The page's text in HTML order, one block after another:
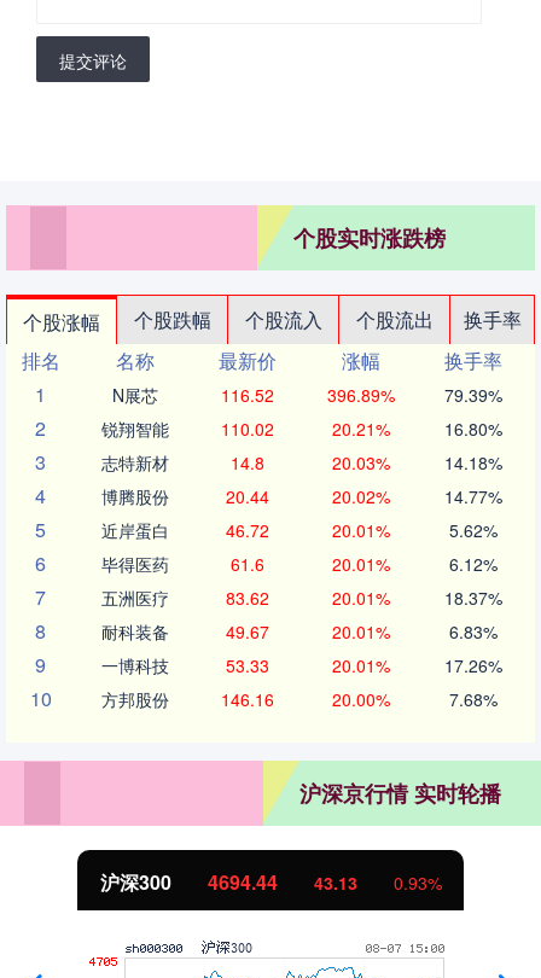
提交评论
个股实时涨跌榜
个股涨幅 个股跌幅 个股流入 个股流出
换手率
排名
名称 最新价 涨幅
换手率
1
N展芯 116.52 396.89% 79.39%
2 锐翔智能 110.02 20.21% 16.80%
3 志特新材 14.8 20.03% 14.18%
4 博腾股份 20.44 20.02% 14.77%
5 近岸蛋白 46.72 20.01% 5.62%
6 毕得医药 61.6 20.01% 6.12%
7 五洲医疗 83.62 20.01% 18.37%
8 耐科装备 49.67 20.01% 6.83%
9 一博科技 53.33 20.01% 17.26%
10 方邦股份 146.16 20.00% 7.68%
沪深京行情 实时轮播
沪深300 4694.44 43.13 0.93%